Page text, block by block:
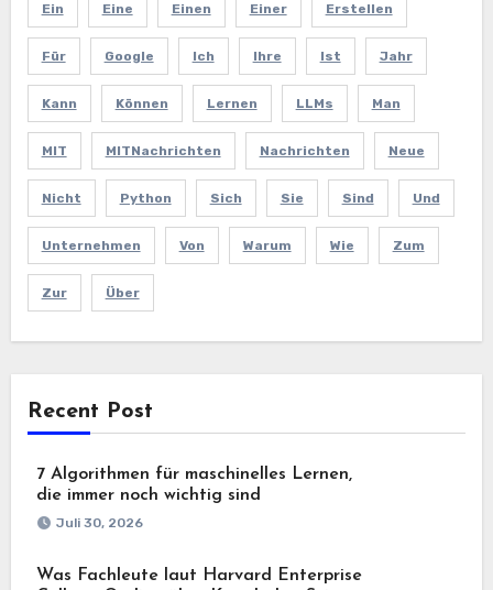
Ein Eine Einen Einer Erstellen
Für Google Ich Ihre Ist Jahr
Kann Können Lernen LLMs Man
MIT MITNachrichten Nachrichten Neue
Nicht Python Sich Sie Sind Und
Unternehmen Von Warum Wie Zum
Zur Über
Recent Post
7 Algorithmen für maschinelles Lernen,
die immer noch wichtig sind
Juli 30, 2026
Was Fachleute laut Harvard Enterprise